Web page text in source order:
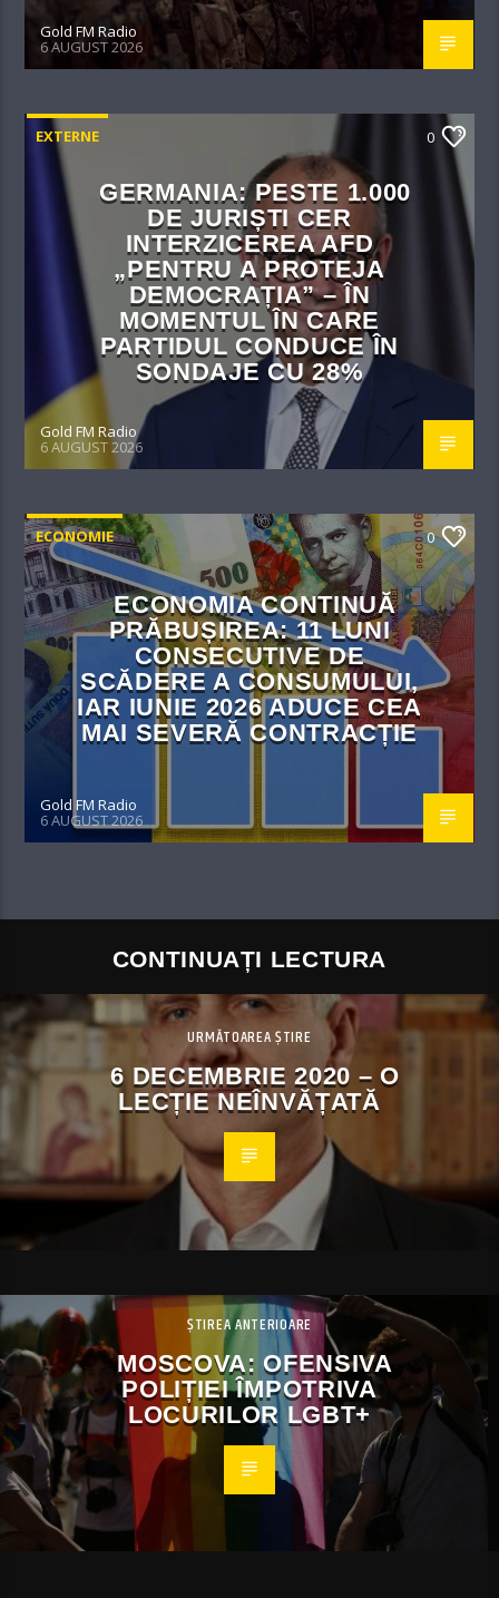
Gold FM Radio
6 AUGUST 2026
EXTERNE 0
GERMANIA: PESTE 1.000
DE JURIȘTI CER
INTERZICEREA AFD
„PENTRU A PROTEJA
DEMOCRAȚIA” – ÎN
MOMENTUL ÎN CARE
PARTIDUL CONDUCE ÎN
SONDAJE CU 28%
Gold FM Radio
6 AUGUST 2026
ECONOMIE 0
ECONOMIA CONTINUĂ
PRĂBUȘIREA: 11 LUNI
CONSECUTIVE DE
SCĂDERE A CONSUMULUI,
IAR IUNIE 2026 ADUCE CEA
MAI SEVERĂ CONTRACȚIE
Gold FM Radio
6 AUGUST 2026
CONTINUAȚI LECTURA
URMĂTOAREA ȘTIRE
6 DECEMBRIE 2020 – O
LECȚIE NEÎNVĂȚATĂ
ȘTIREA ANTERIOARE
MOSCOVA: OFENSIVA
POLIȚIEI ÎMPOTRIVA
LOCURILOR LGBT+